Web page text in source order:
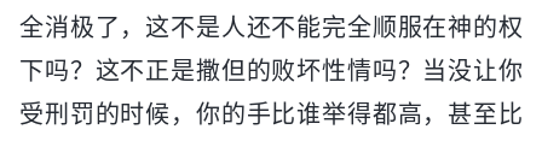
全消极了，这不是人还不能完全顺服在神的权
下吗？这不正是撒但的败坏性情吗？当没让你
受刑罚的时候，你的手比谁举得都高，甚至比